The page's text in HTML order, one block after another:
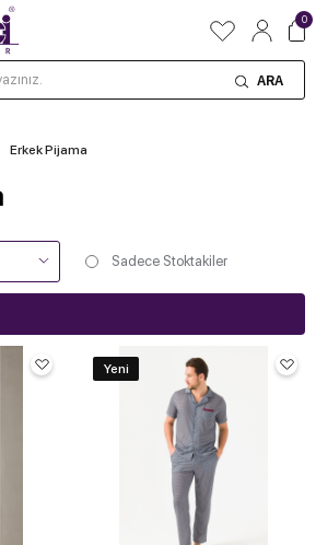
0
ARA
Erkek Pijama
Sadece Stoktakiler
Yeni